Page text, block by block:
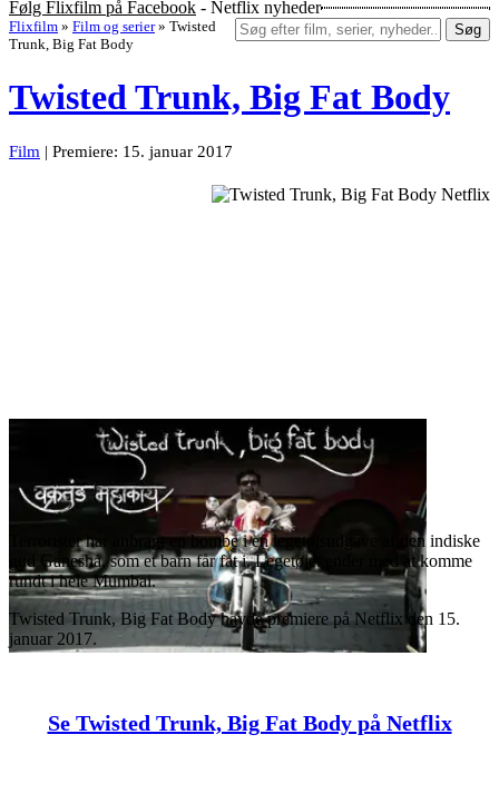
Følg Flixfilm på Facebook - Netflix nyheder
Søg
Flixfilm » Film og serier » Twisted
Trunk, Big Fat Body
Twisted Trunk, Big Fat Body
Film | Premiere: 15. januar 2017
Terrorister har anbragt en bombe i en legetøjsudgave af den indiske
gud Ganesha, som et barn får fat i. Legetøjet ender med at komme
rundt i hele Mumbai.
Twisted Trunk, Big Fat Body havde premiere på Netflix den 15.
januar 2017.
Se Twisted Trunk, Big Fat Body på Netflix